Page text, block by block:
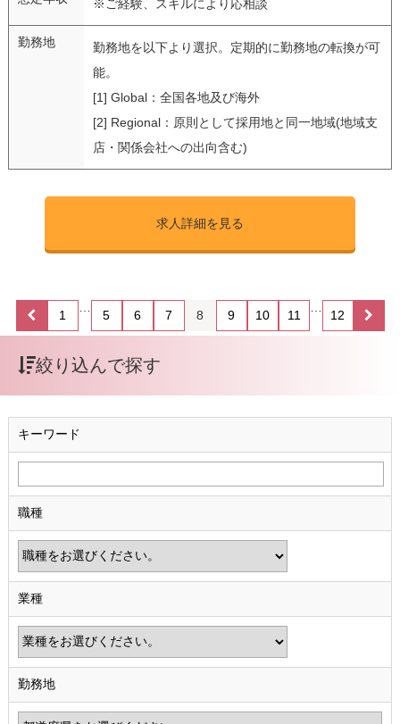
※ご経験、スキルにより応相談
勤務地
勤務地を以下より選択。定期的に勤務地の転換が可
能。
[1] Global：全国各地及び海外
[2] Regional：原則として採用地と同一地域(地域支
店・関係会社への出向含む)
求人詳細を見る
1 5 6 7 8 9 10 11 12
絞り込んで探す
キーワード
職種
業種
勤務地